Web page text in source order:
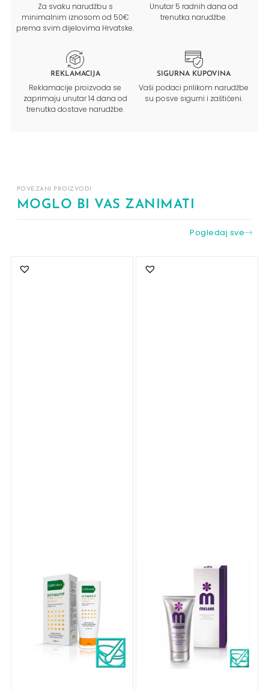
Za svaku narudžbu s
minimalnim iznosom od 50€
prema svim dijelovima Hrvatske.
Unutar 5 radnih dana od
trenutka narudžbe.
REKLAMACIJA
Reklamacije proizvoda se
zaprimaju unutar 14 dana od
trenutka dostave narudžbe.
SIGURNA KUPOVINA
Vaši podaci prilikom narudžbe
su posve sigurni i zaštićeni.
POVEZANI PROIZVODI
MOGLO BI VAS ZANIMATI
Pogledaj sve